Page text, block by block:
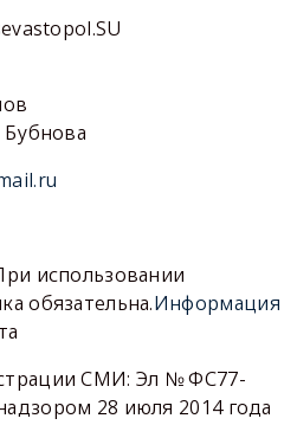
Бубнова
использовании
обязательна.Информация
СМИ: Эл № ФС77-
28 июля 2014 года